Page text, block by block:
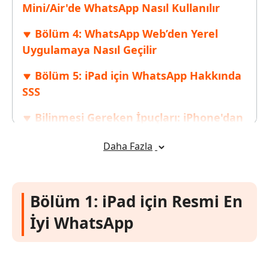
Mini/Air'de WhatsApp Nasıl Kullanılır
Bölüm 4: WhatsApp Web’den Yerel
Uygulamaya Nasıl Geçilir
Bölüm 5: iPad için WhatsApp Hakkında
SSS
Bilinmesi Gereken İpuçları: iPhone'dan
Daha Fazla
Bölüm 1: iPad için Resmi En
İyi WhatsApp